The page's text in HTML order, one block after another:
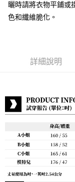
曬時請將衣物平鋪或
色和纖維脆化。
詳細說明